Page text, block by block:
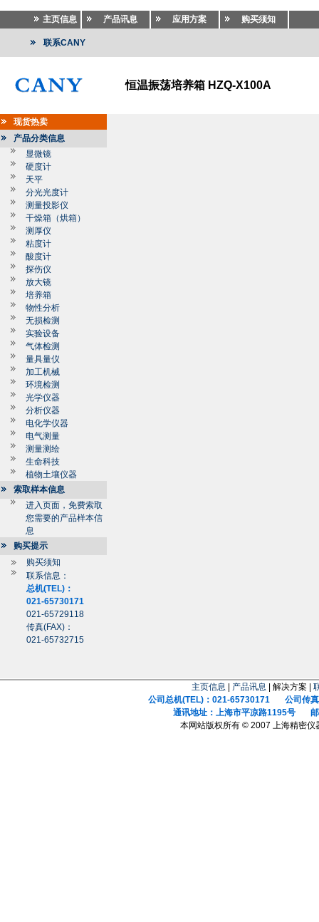
主页信息 产品讯息 应用方案 购买须知
联系CANY
恒温振荡培养箱 HZQ-X100A
现货热卖
产品分类信息
显微镜
硬度计
天平
分光光度计
测量投影仪
干燥箱（烘箱）
测厚仪
粘度计
酸度计
探伤仪
放大镜
培养箱
物性分析
无损检测
实验设备
气体检测
量具量仪
加工机械
环境检测
光学仪器
分析仪器
电化学仪器
电气测量
测量测绘
生命科技
植物土壤仪器
索取样本信息
进入页面，免费索取
您需要的产品样本信
息
购买提示
购买须知
联系信息：
总机(TEL)：
021-65730171
021-65729118
传真(FAX)：
021-65732715
主页信息 产品讯息 | 解决方案 |
公司总机(TEL)：021-65730171 公司传真
通讯地址：上海市平凉路1195号 邮
本网站版权所有 © 2007 上海精密仪